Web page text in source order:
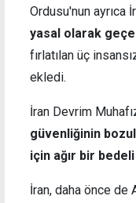
Ordusu'nun ayrıca
yasal olarak
fırlatılan üç
ekledi.
İran Devrim
güvenliğinin
için ağır bir bedeli
İran, daha önce de